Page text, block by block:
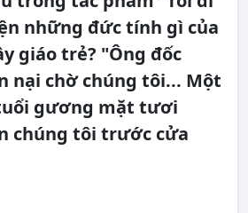
những đức tính gì của
giáo trẻ? "Ông đốc
nại chờ chúng tôi... Một
gương mặt tươi
chúng tôi trước cửa